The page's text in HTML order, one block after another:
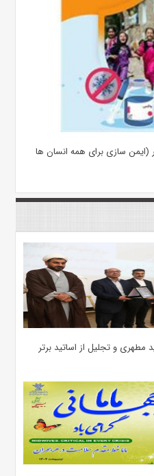
(ایمن سازی برای همه انسان ها
و تجلیل از اساتید برتر